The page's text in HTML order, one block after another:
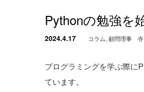
Pythonの勉強を
2024.4.17 コラム, 顧問理事 寺
プログラミングを学ぶ際に
ています。